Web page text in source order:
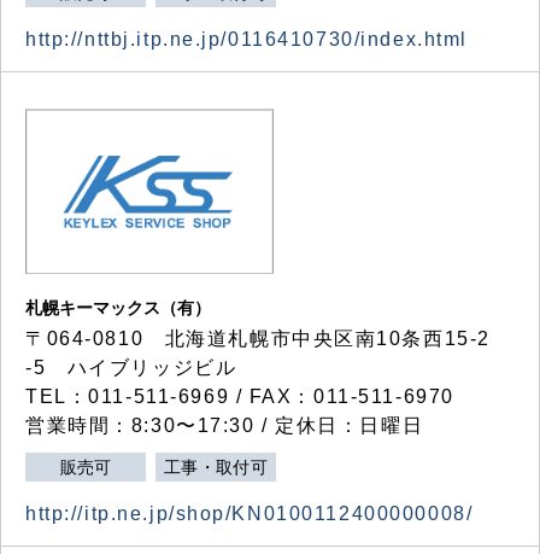
http://nttbj.itp.ne.jp/0116410730/index.html
札幌キーマックス（有）
〒064-0810 北海道札幌市中央区南10条西15-2
-5 ハイブリッジビル
TEL：011-511-6969 / FAX：011-511-6970
営業時間：8:30〜17:30 / 定休日：日曜日
販売可 工事・取付可
http://itp.ne.jp/shop/KN0100112400000008/